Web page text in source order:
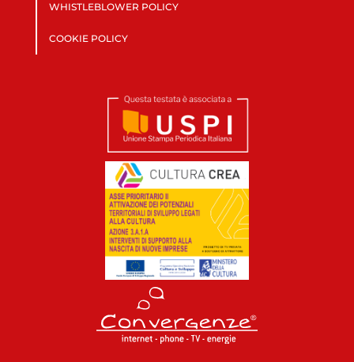
WHISTLEBLOWER POLICY
COOKIE POLICY